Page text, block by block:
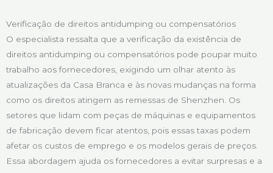
Verificação de direitos antidumping ou compensatórios
O especialista ressalta que a verificação da existência de
direitos antidumping ou compensatórios pode poupar muito
trabalho aos fornecedores, exigindo um olhar atento às
atualizações da Casa Branca e às novas mudanças na forma
como os direitos atingem as remessas de Shenzhen. Os
setores que lidam com peças de máquinas e equipamentos
de fabricação devem ficar atentos, pois essas taxas podem
afetar os custos de emprego e os modelos gerais de preços.
Essa abordagem ajuda os fornecedores a evitar surpresas e a